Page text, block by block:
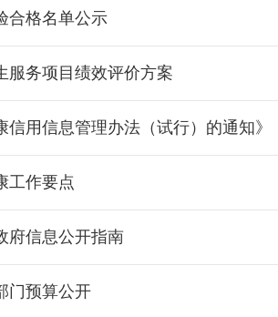
合格名单公示
服务项目绩效评价方案
用信息管理办法（试行）的通知》
工作要点
府信息公开指南
门预算公开